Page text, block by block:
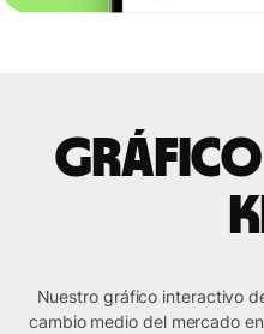
Gráfico
Nuestro gráfico interactivo
cambio medio del mercado